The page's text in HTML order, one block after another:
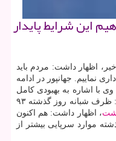
این شرایط پایدار
اظهار داشت: مردم باید
نماییم. جهانپور در ادامه
کشور داشته ایم که با این احتساب، ۸۸ هزار و ۱۹۴ مورد قطعی ثبت شده است. وی با اشاره به بهبودی کامل
در ادامه به آمار فوتی ها در ۲۴ ساعت گذشته اشاره نمود و اضافه کرد: ظرف شبانه روز گذشته ۹۳
، اظهار داشت: هم اکنون
موارد سرپایی بیشتر از